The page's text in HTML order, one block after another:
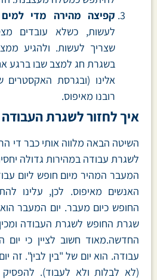
קפיצה מהירה מדי
לעשות, כשלא עובדים
שצריך לעשות. ולהגיע
בשגרת חג למצב שבו ברגע
אלינו (ובגרסת
רובנו מאיפוס.
איך לחזור לשגרת
השיטה הבאה מלווה אותי כבר די
לשגרת עבודה במהירות גדולה
המעבר המהיר מיום חופש ליום
האנשים מאיפוס. לכן, עלינו
החופש כיום מעבר. יום המעבר
שגרת החופש לשגרת העבודה
החדשה.מאוד חשוב לציין כי
עבודה. הוא יום של "בין לבין". זה
(לא לבלות ולא לעבוד).